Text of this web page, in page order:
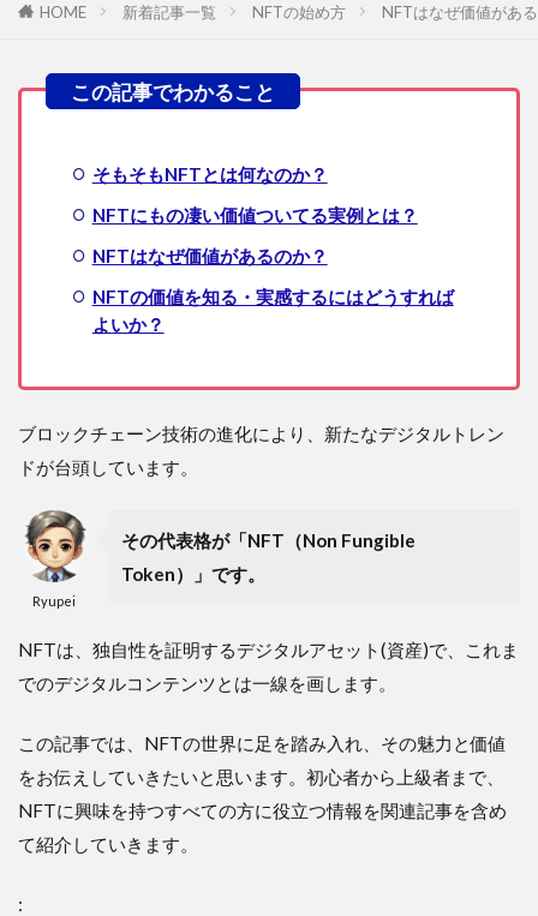
HOME 新着記事一覧 NFTの始め方 NFTはなぜ価値があ
そもそもNFTとは何なのか？
NFTにもの凄い価値ついてる実例とは？
NFTはなぜ価値があるのか？
NFTの価値を知る・実感するにはどうすれば
よいか？
ブロックチェーン技術の進化により、新たなデジタルトレン
ドが台頭しています。
Ryupei
その代表格が「NFT（Non Fungible
Token）」です。
NFTは、独自性を証明するデジタルアセット(資産)で、これま
でのデジタルコンテンツとは一線を画します。
この記事では、NFTの世界に足を踏み入れ、その魅力と価値
をお伝えしていきたいと思います。初心者から上級者まで、
NFTに興味を持つすべての方に役立つ情報を関連記事を含め
て紹介していきます。
: